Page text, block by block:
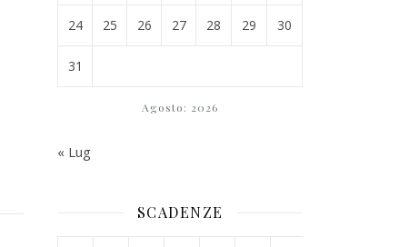
Agosto: 2026
24 25 26 27 28 29 30
31
« Lug
SCADENZE